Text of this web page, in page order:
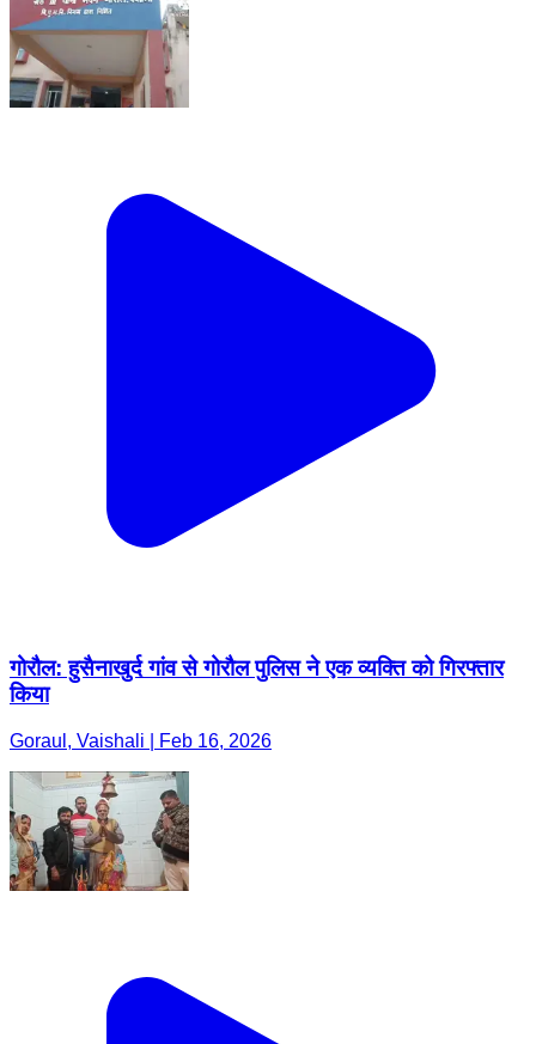
गोरौल: हुसैनाखुर्द गांव से गोरौल पुलिस ने एक व्यक्ति को गिरफ्तार
किया
Goraul, Vaishali | Feb 16, 2026